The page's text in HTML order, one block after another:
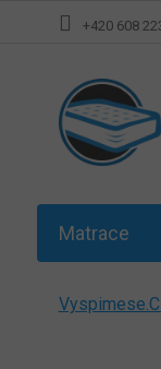
+420 608
Matrace